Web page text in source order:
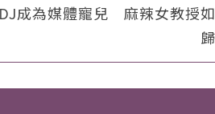
成為媒體寵兒 麻辣女教授